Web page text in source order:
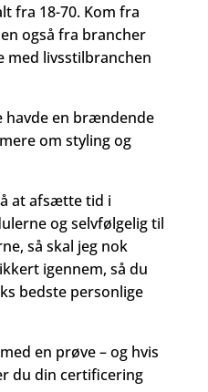
fra 18-70. Kom fra
også fra brancher
med livsstilbranchen
havde en brændende
om styling og
at afsætte tid i
og selvfølgelig til
så skal jeg nok
igennem, så du
bedste personlige
en prøve – og hvis
du din certificering